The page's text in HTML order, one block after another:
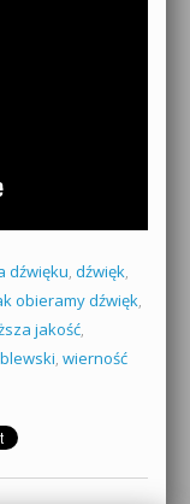
dźwięku, dźwięk,
obieramy dźwięk,
jakość,
, wierność